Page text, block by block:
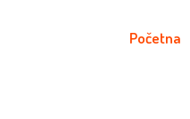
Početna